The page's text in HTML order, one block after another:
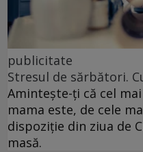
publicitate
Stresul de sărbători.
Amintește-ți că cel
mama este, de cele
dispoziție din ziua de
masă.